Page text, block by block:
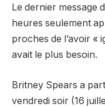
Le dernier message
heures seulement
proches de l’avoir «
avait le plus besoin.
Britney Spears a
vendredi soir (16